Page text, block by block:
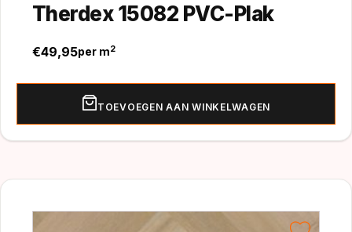
Therdex 15082 PVC-Plak
€49,95per m2
TOEVOEGEN AAN WINKELWAGEN